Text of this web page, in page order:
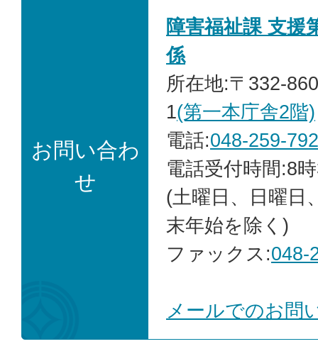
お問い合わ
せ
障害福祉課 支援
係
所在地:〒332-
1(第一本庁舎2階)
電話:048-259-
電話受付時間:8
(土曜日、日曜日
末年始を除く)
ファックス:048-
メールでのお問